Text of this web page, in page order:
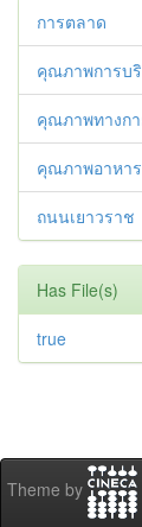
การตลาด
คุณภาพการบ
คุณภาพทางก
คุณภาพอาหาร
ถนนเยาวราช
Has File(s)
true
Theme by